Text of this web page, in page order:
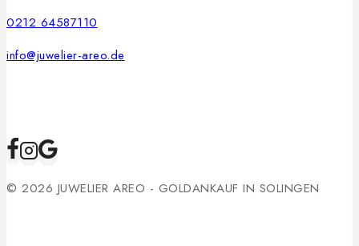
0212 64587110
info@juwelier-areo.de
© 2026 JUWELIER AREO - GOLDANKAUF IN SOLINGEN